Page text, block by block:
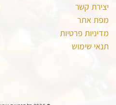
יצירת קשר
מפת אתר
מדיניות פרטיות
תנאי שימוש